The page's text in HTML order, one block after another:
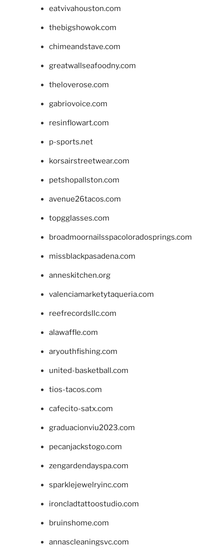
eatvivahouston.com
thebigshowok.com
chimeandstave.com
greatwallseafoodny.com
theloverose.com
gabriovoice.com
resinflowart.com
p-sports.net
korsairstreetwear.com
petshopallston.com
avenue26tacos.com
topgglasses.com
broadmoornailsspacoloradosprings.com
missblackpasadena.com
anneskitchen.org
valenciamarketytaqueria.com
reefrecordsllc.com
alawaffle.com
aryouthfishing.com
united-basketball.com
tios-tacos.com
cafecito-satx.com
graduacionviu2023.com
pecanjackstogo.com
zengardendayspa.com
sparklejewelryinc.com
ironcladtattoostudio.com
bruinshome.com
annascleaningsvc.com